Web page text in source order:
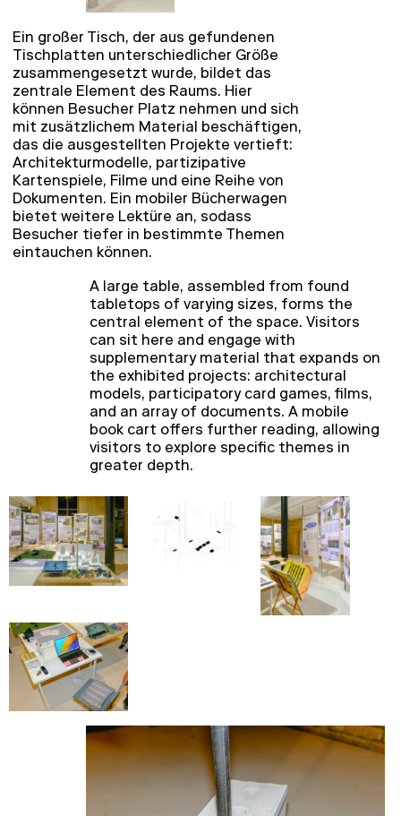
Ein großer Tisch, der aus gefundenen
Tischplatten unterschiedlicher Größe
zusammengesetzt wurde, bildet das
zentrale Element des Raums. Hier
können Besucher Platz nehmen und sich
mit zusätzlichem Material beschäftigen,
das die ausgestellten Projekte vertieft:
Architekturmodelle, partizipative
Kartenspiele, Filme und eine Reihe von
Dokumenten. Ein mobiler Bücherwagen
bietet weitere Lektüre an, sodass
Besucher tiefer in bestimmte Themen
eintauchen können.
A large table, assembled from found
tabletops of varying sizes, forms the
central element of the space. Visitors
can sit here and engage with
supplementary material that expands on
the exhibited projects: architectural
models, participatory card games, films,
and an array of documents. A mobile
book cart offers further reading, allowing
visitors to explore specific themes in
greater depth.